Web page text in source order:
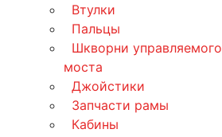
Втулки
Пальцы
Шкворни управляемого
моста
Джойстики
Запчасти рамы
Кабины